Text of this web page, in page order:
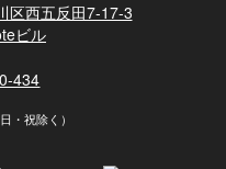
区西五反田7-17-3
ビル
434
・祝除く）